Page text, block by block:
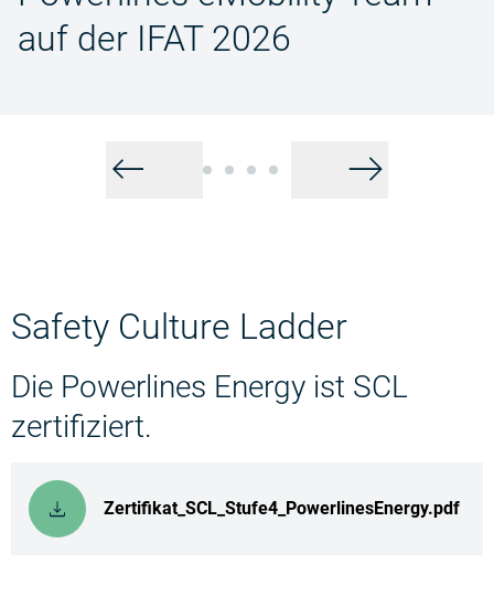
auf der IFAT 2026
Zurück
Safety Culture Ladder
Die Powerlines Energy ist SCL
zertifiziert.
Zertifikat_SCL_Stufe4_PowerlinesEnergy.pdf